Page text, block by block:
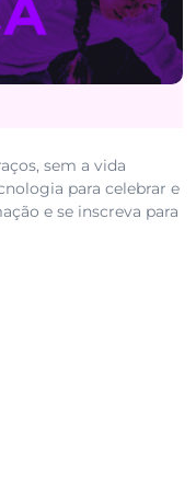
sem a vida
para celebrar e
e se inscreva para